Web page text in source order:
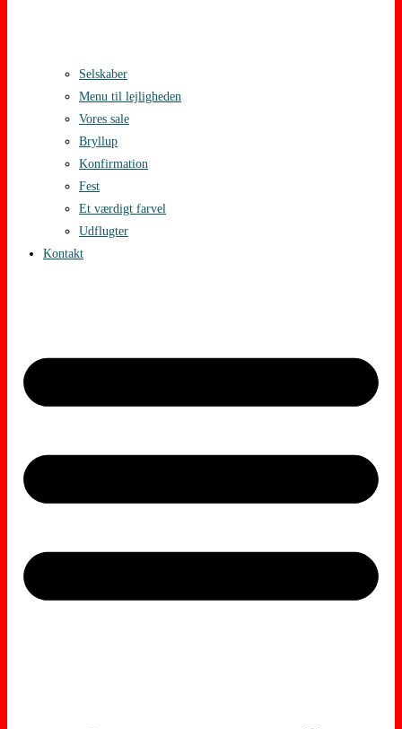
Selskaber
Menu til lejligheden
Vores sale
Bryllup
Konfirmation
Fest
Et værdigt farvel
Udflugter
Kontakt